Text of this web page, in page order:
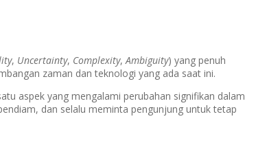
, Uncertainty, Complexity,Ambiguity) yang penuh
zaman dan teknologi yang ada saat ini.
aspek yang mengalami perubahan signifikan dalam
dan selalu meminta pengunjung untuk tetap